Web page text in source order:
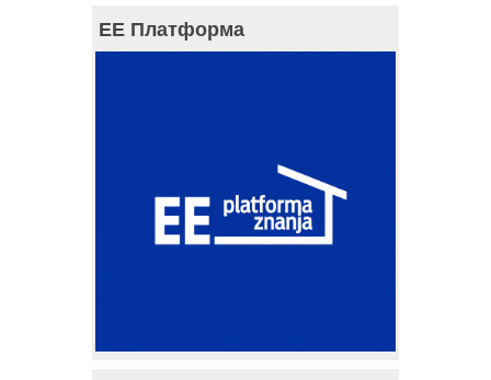
ЕЕ Платформа